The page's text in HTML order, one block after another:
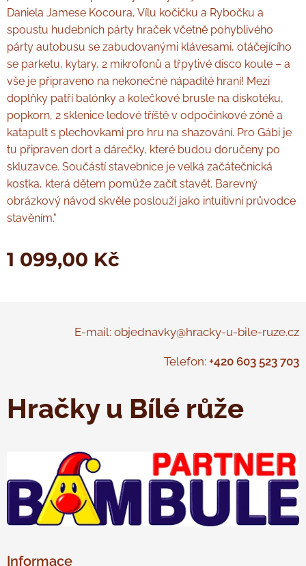
Daniela Jamese Kocoura, Vílu kočičku a Rybočku a
spoustu hudebních párty hraček včetně pohyblivého
párty autobusu se zabudovanými klávesami, otáčejícího
se parketu, kytary, 2 mikrofonů a třpytivé disco koule – a
vše je připraveno na nekonečné nápadité hraní! Mezi
doplňky patří balónky a kolečkové brusle na diskotéku,
popkorn, 2 sklenice ledové tříště v odpočinkové zóně a
katapult s plechovkami pro hru na shazování. Pro Gábi je
tu připraven dort a dárečky, které budou doručeny po
skluzavce. Součástí stavebnice je velká začátečnická
kostka, která dětem pomůže začít stavět. Barevný
obrázkový návod skvěle poslouží jako intuitivní průvodce
stavěním."
1 099,00 Kč
E-mail: objednavky@hracky-u-bile-ruze.cz
Telefon: +420 603 523 703
Hračky u Bílé růže
Informace